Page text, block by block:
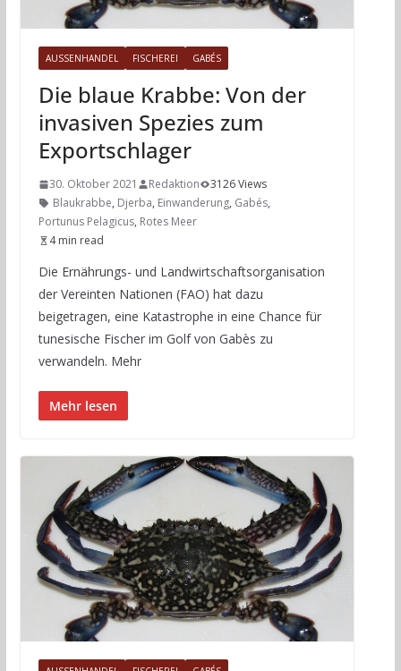
AUSSENHANDEL FISCHEREI GABÉS
Die blaue Krabbe: Von der
invasiven Spezies zum
Exportschlager
30. Oktober 2021 Redaktion
3126 Views
Blaukrabbe, Djerba, Einwanderung, Gabés,
Portunus Pelagicus, Rotes Meer
4 min read
Die Ernährungs- und Landwirtschaftsorganisation
der Vereinten Nationen (FAO) hat dazu
beigetragen, eine Katastrophe in eine Chance für
tunesische Fischer im Golf von Gabès zu
verwandeln. Mehr
Mehr lesen